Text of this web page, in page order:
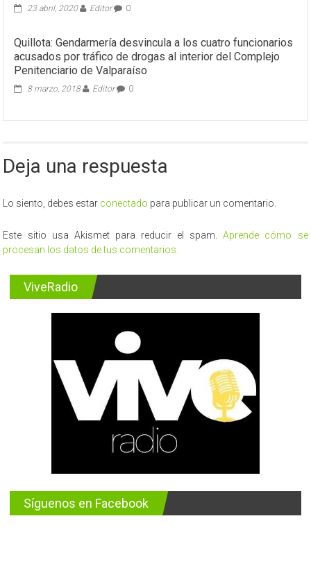
23 abril, 2020 Editor 0
Quillota: Gendarmería desvincula a los cuatro funcionarios
acusados por tráfico de drogas al interior del Complejo
Penitenciario de Valparaíso
8 marzo, 2018 Editor 0
Deja una respuesta
Lo siento, debes estar conectado para publicar un comentario.
Este sitio usa Akismet para reducir el spam.Aprende cómo se
procesan los datos de tus comentarios.
ViveRadio
Síguenos en Facebook